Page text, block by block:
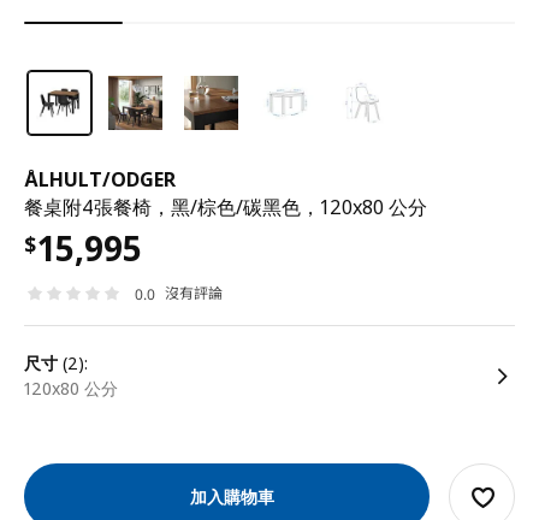
ÅLHULT/ODGER
餐桌附4張餐椅，黑/棕色/碳黑色，120x80 公分
$15,995
0.0 沒有評論
尺寸 (2):
120x80 公分
加入購物車